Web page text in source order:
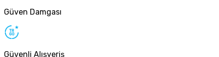
Güven Damgası
Güvenli Alışveriş